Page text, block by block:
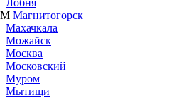
Лобня
М Магнитогорск
Махачкала
Можайск
Москва
Московский
Муром
Мытищи